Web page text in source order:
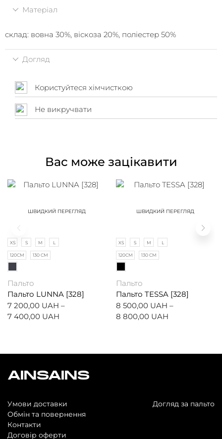
Матеріал
склад: вовна 30%, віскоза 20%, поліестер 50%
Догляд
Користуйтеся хімчисткою
Не викручвати
Вас може зацікавити
ШВИДКИЙ ПЕРЕГЛЯД
XS S M L
120СМ 130 СМ
Пальто
Пальто LUNNA [328]
7 200,00 UAH –
7 400,00 UAH
ШВИДКИЙ ПЕРЕГЛЯД
XS S M L
120СМ 130 СМ
Пальто
Пальто TESSA [328]
8 500,00 UAH –
8 800,00 UAH
AINSAINS
Догляд за пальто
Умови доставки
Обмін та повернення
Контакти
Договір оферти